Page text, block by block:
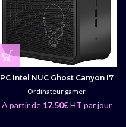
PC Intel NUC Ghost Canyon I7
Ordinateur gamer
A partir de 17.50€HT par jour